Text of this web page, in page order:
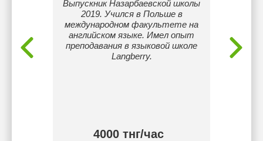
Выпускник Назарбаевской школы
2019. Учился в Польше в
международном факультете на
английском языке. Имел опыт
преподавания в языковой школе
Langberry.
4000 тнг/час